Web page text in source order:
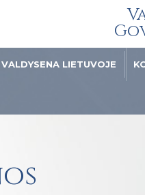
VALDYSENA LIETUVOJE